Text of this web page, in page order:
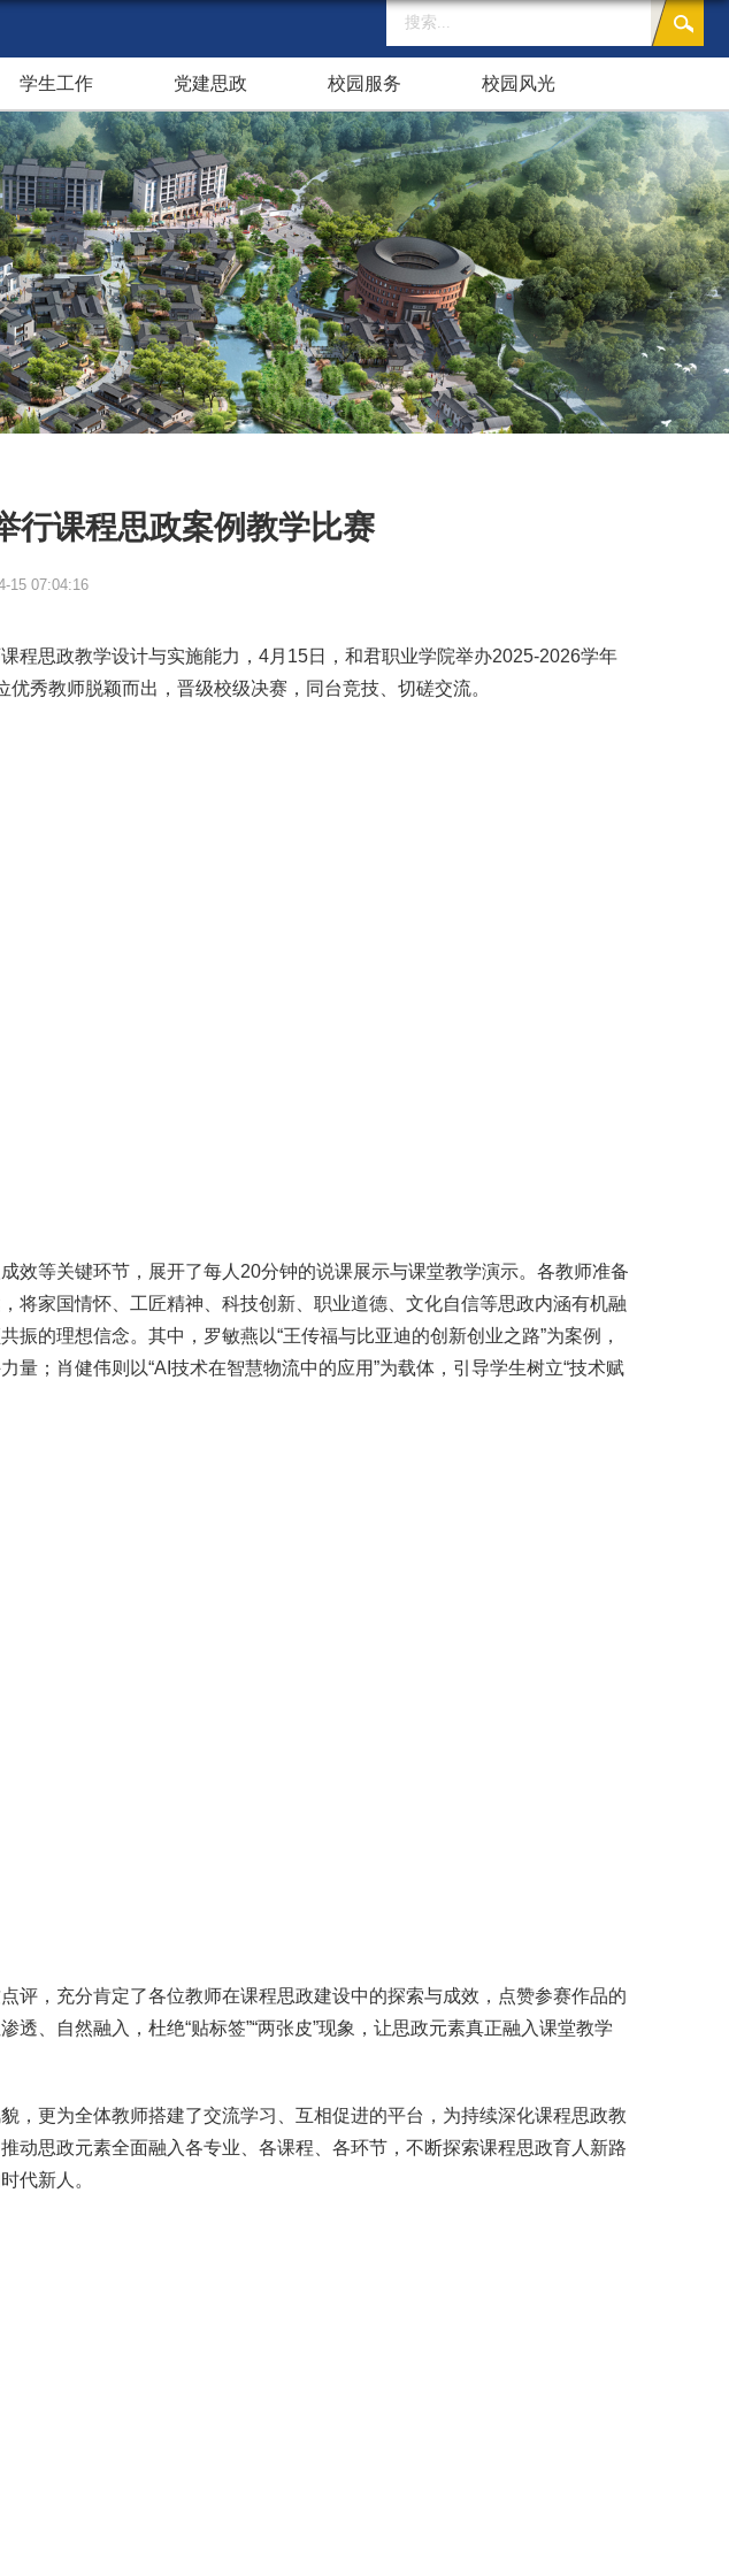
学生工作 党建思政 校园服务 校园风光
行课程思政案例教学比赛
15 07:04:16
程思政教学设计与实施能力，4月15日，和君职业学院举办2025-2026学年
秀教师脱颖而出，晋级校级决赛，同台竞技、切磋交流。
效等关键环节，展开了每人20分钟的说课展示与课堂教学演示。各教师准备
将家国情怀、工匠精神、科技创新、职业道德、文化自信等思政内涵有机融
的理想信念。其中，罗敏燕以“王传福与比亚迪的创新创业之路”为案例，
；肖健伟则以“AI技术在智慧物流中的应用”为载体，引导学生树立“技术赋
评，充分肯定了各位教师在课程思政建设中的探索与成效，点赞参赛作品的
、自然融入，杜绝“贴标签”“两张皮”现象，让思政元素真正融入课堂教学
，更为全体教师搭建了交流学习、互相促进的平台，为持续深化课程思政教
动思政元素全面融入各专业、各课程、各环节，不断探索课程思政育人新路
代新人。